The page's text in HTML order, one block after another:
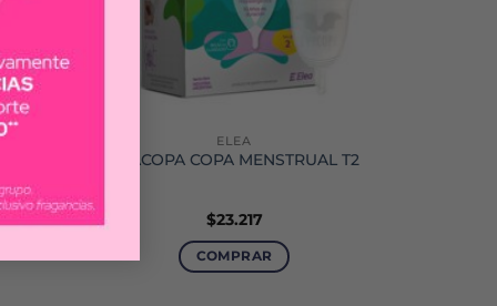
ELEA
EVACOPA COPA MENSTRUAL T2
$23.217
COMPRAR